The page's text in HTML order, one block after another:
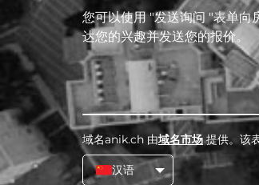
您可以使用 "发送询问 "表单向
达您的兴趣并发送您的报价。
汉语
域名anik.ch 由域名市场提供。该